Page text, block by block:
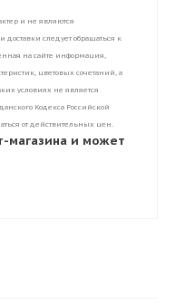
и не являются
следует обращаться к
на сайте информация,
цветовых сочетаний, а
условиях не является
Кодекса Российской
от действительных цен.
магазина и может